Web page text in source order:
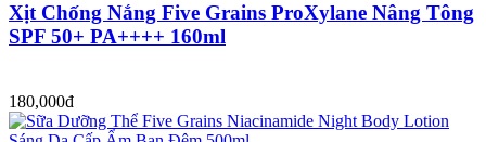
Xịt Chống Nắng Five Grains ProXylane Nâng Tông
SPF 50+ PA++++ 160ml
180,000đ